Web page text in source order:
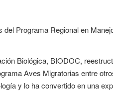
Programa Regional en
Biológica, BIODOC,
Aves Migratorias entre
y lo ha convertido en una